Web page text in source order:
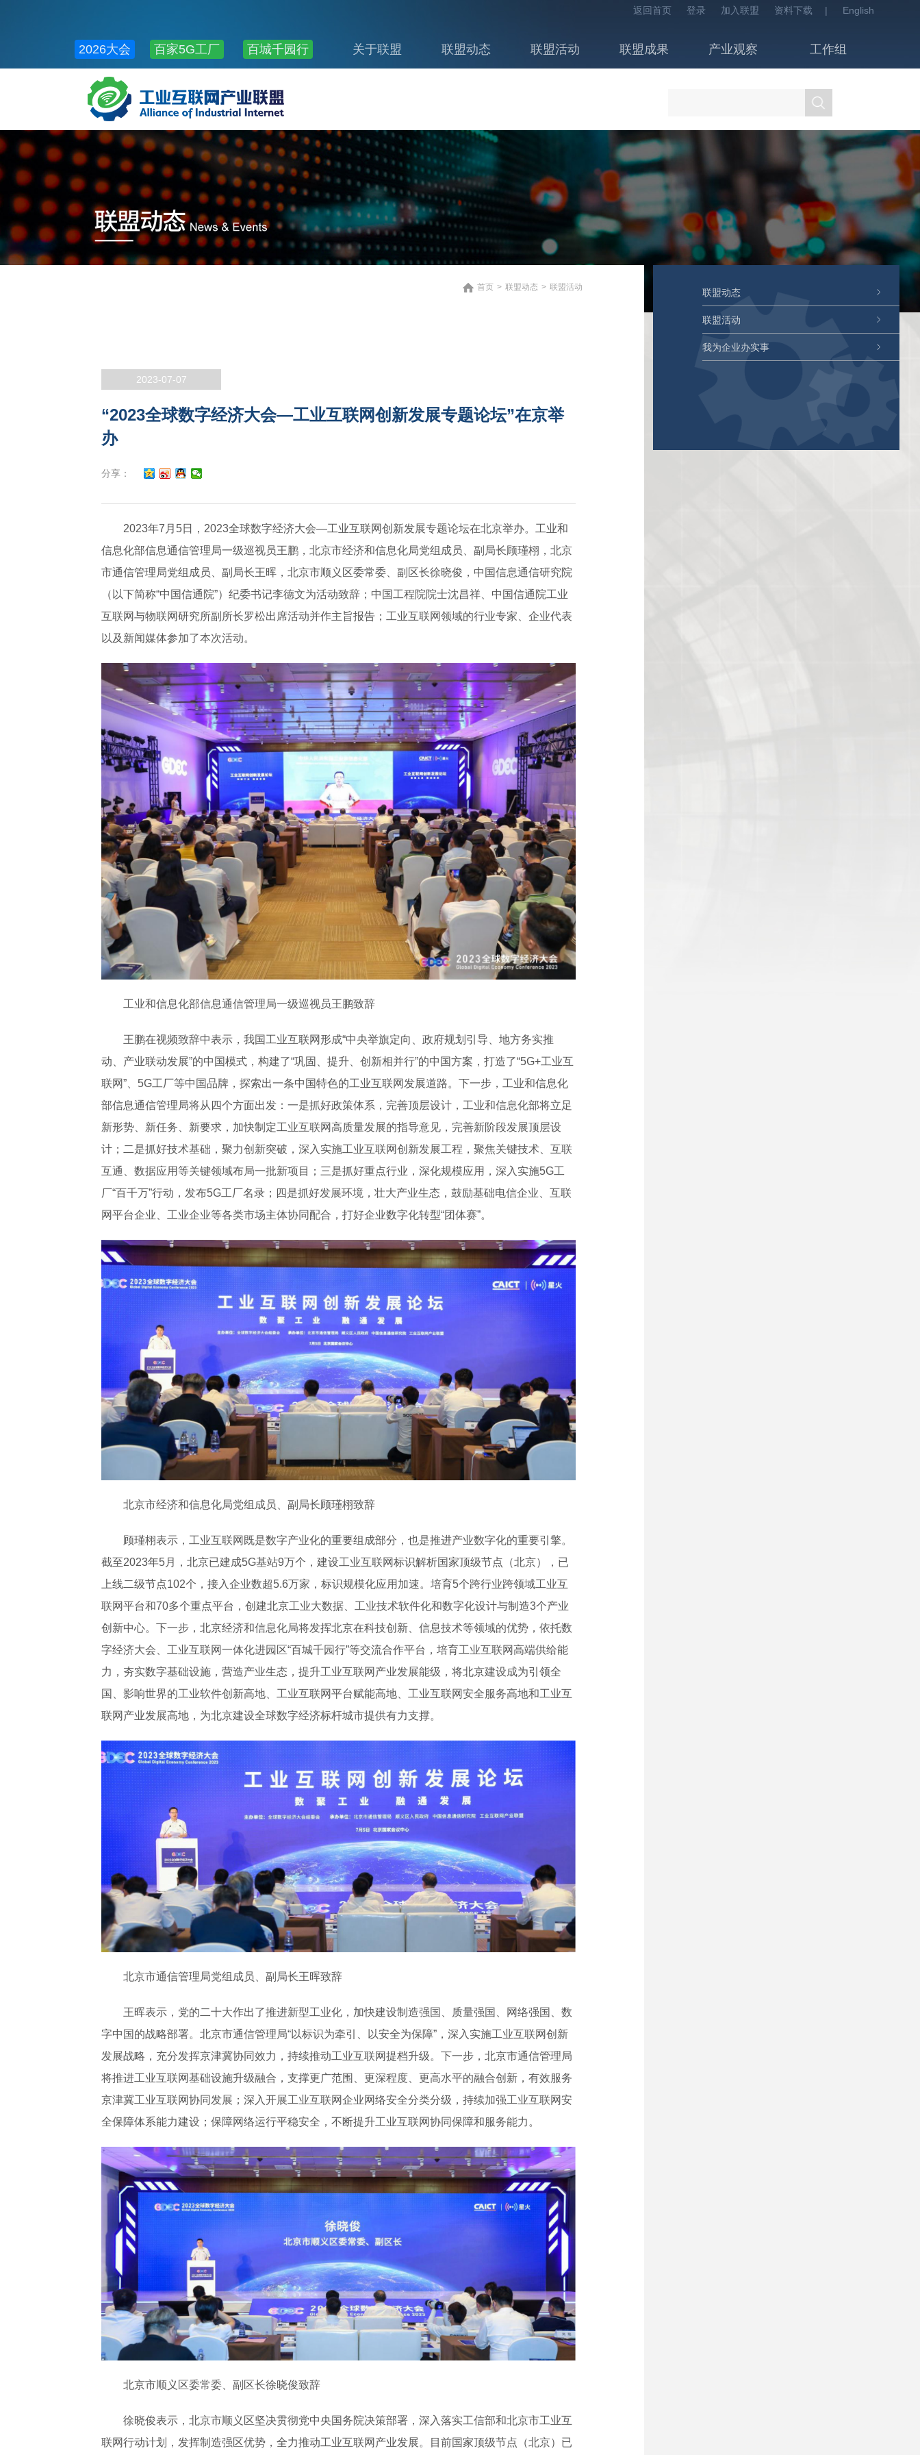
返回首页 登录 加入联盟 资料下载 | English
2026大会 百家5G工厂 百城千园行 关于联盟 联盟动态 联盟活动 联盟成果 产业观察
工作组
公共服务
首页 > 联盟动态 > 联盟活动
2023-07-07
“2023全球数字经济大会—工业互联网创新发展专题论坛”在京举
办
分享：
2023年7月5日，2023全球数字经济大会—工业互联网创新发展专题论坛在北京举办。工业和
信息化部信息通信管理局一级巡视员王鹏，北京市经济和信息化局党组成员、副局长顾瑾栩，北京
市通信管理局党组成员、副局长王晖，北京市顺义区委常委、副区长徐晓俊，中国信息通信研究院
（以下简称“中国信通院”）纪委书记李德文为活动致辞；中国工程院院士沈昌祥、中国信通院工业
互联网与物联网研究所副所长罗松出席活动并作主旨报告；工业互联网领域的行业专家、企业代表
以及新闻媒体参加了本次活动。
工业和信息化部信息通信管理局一级巡视员王鹏致辞
王鹏在视频致辞中表示，我国工业互联网形成“中央举旗定向、政府规划引导、地方务实推
动、产业联动发展”的中国模式，构建了“巩固、提升、创新相并行”的中国方案，打造了“5G+工业互
联网”、5G工厂等中国品牌，探索出一条中国特色的工业互联网发展道路。下一步，工业和信息化
部信息通信管理局将从四个方面出发：一是抓好政策体系，完善顶层设计，工业和信息化部将立足
新形势、新任务、新要求，加快制定工业互联网高质量发展的指导意见，完善新阶段发展顶层设
计；二是抓好技术基础，聚力创新突破，深入实施工业互联网创新发展工程，聚焦关键技术、互联
互通、数据应用等关键领域布局一批新项目；三是抓好重点行业，深化规模应用，深入实施5G工
厂“百千万”行动，发布5G工厂名录；四是抓好发展环境，壮大产业生态，鼓励基础电信企业、互联
网平台企业、工业企业等各类市场主体协同配合，打好企业数字化转型“团体赛”。
北京市经济和信息化局党组成员、副局长顾瑾栩致辞
顾瑾栩表示，工业互联网既是数字产业化的重要组成部分，也是推进产业数字化的重要引擎。
截至2023年5月，北京已建成5G基站9万个，建设工业互联网标识解析国家顶级节点（北京），已
上线二级节点102个，接入企业数超5.6万家，标识规模化应用加速。培育5个跨行业跨领域工业互
联网平台和70多个重点平台，创建北京工业大数据、工业技术软件化和数字化设计与制造3个产业
创新中心。下一步，北京经济和信息化局将发挥北京在科技创新、信息技术等领域的优势，依托数
字经济大会、工业互联网一体化进园区“百城千园行”等交流合作平台，培育工业互联网高端供给能
力，夯实数字基础设施，营造产业生态，提升工业互联网产业发展能级，将北京建设成为引领全
国、影响世界的工业软件创新高地、工业互联网平台赋能高地、工业互联网安全服务高地和工业互
联网产业发展高地，为北京建设全球数字经济标杆城市提供有力支撑。
北京市通信管理局党组成员、副局长王晖致辞
王晖表示，党的二十大作出了推进新型工业化，加快建设制造强国、质量强国、网络强国、数
字中国的战略部署。北京市通信管理局“以标识为牵引、以安全为保障”，深入实施工业互联网创新
发展战略，充分发挥京津冀协同效力，持续推动工业互联网提档升级。下一步，北京市通信管理局
将推进工业互联网基础设施升级融合，支撑更广范围、更深程度、更高水平的融合创新，有效服务
京津冀工业互联网协同发展；深入开展工业互联网企业网络安全分类分级，持续加强工业互联网安
全保障体系能力建设；保障网络运行平稳安全，不断提升工业互联网协同保障和服务能力。
北京市顺义区委常委、副区长徐晓俊致辞
徐晓俊表示，北京市顺义区坚决贯彻党中央国务院决策部署，深入落实工信部和北京市工业互
联网行动计划，发挥制造强区优势，全力推动工业互联网产业发展。目前国家顶级节点（北京）已
联盟动态
联盟活动
我为企业办实事